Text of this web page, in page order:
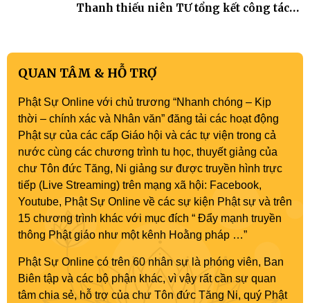
Thanh thiếu niên TƯ tổng kết công tác
QUAN TÂM & HỖ TRỢ
Phật Sự Online với chủ trương “Nhanh chóng – Kịp
thời – chính xác và Nhân văn” đăng tải các hoạt động
Phật sự của các cấp Giáo hội và các tự viện trong cả
nước cùng các chương trình tu học, thuyết giảng của
chư Tôn đức Tăng, Ni giảng sư được truyền hình trực
tiếp (Live Streaming) trên mạng xã hội: Facebook,
Youtube, Phật Sự Online về các sự kiện Phật sự và trên
15 chương trình khác với mục đích “ Đẩy mạnh truyền
thông Phật giáo như một kênh Hoằng pháp …”
Phật Sự Online có trên 60 nhân sự là phóng viên, Ban
Biên tập và các bộ phận khác, vì vậy rất cần sự quan
tâm chia sẻ, hỗ trợ của chư Tôn đức Tăng Ni, quý Phật